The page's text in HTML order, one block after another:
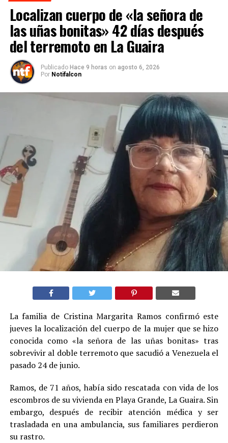
Localizan cuerpo de «la señora de
las uñas bonitas» 42 días después
del terremoto en La Guaira
Publicado Hace 9 horas on agosto 6, 2026
Por Notifalcon
La familia de Cristina Margarita Ramos confirmó este
jueves la localización del cuerpo de la mujer que se hizo
conocida como «la señora de las uñas bonitas» tras
sobrevivir al doble terremoto que sacudió a Venezuela el
pasado 24 de junio.
Ramos, de 71 años, había sido rescatada con vida de los
escombros de su vivienda en Playa Grande, La Guaira. Sin
embargo, después de recibir atención médica y ser
trasladada en una ambulancia, sus familiares perdieron
su rastro.